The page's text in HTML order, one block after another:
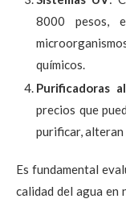
8000 pesos,
químicos.
Purificadoras
precios que
purificar, alteran
Es fundamental
calidad del agua en